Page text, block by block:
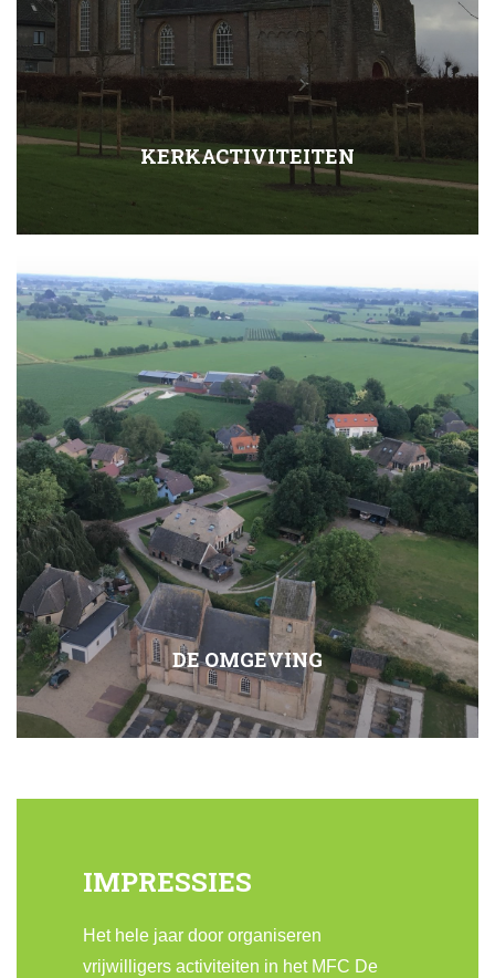
KERKACTIVITEITEN
DE OMGEVING
IMPRESSIES
Het hele jaar door organiseren
vrijwilligers activiteiten in het MFC De